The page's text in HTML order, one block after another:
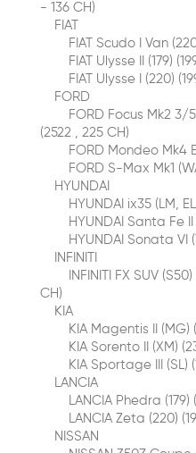
- 136 CH)
FIAT
FIAT Scudo I Van (220)
FIAT Ulysse II (179)
FIAT Ulysse I (220)
FORD
FORD Focus Mk2 3/5
(2522 , 225 CH)
FORD Mondeo Mk4
FORD S-Max Mk1
HYUNDAI
HYUNDAI ix35 (LM, EL,
HYUNDAI Santa Fe II
HYUNDAI Sonata VI
INFINITI
INFINITI FX SUV (S50)
CH)
KIA
KIA Magentis II (MG)
KIA Sorento II (XM)
KIA Sportage III (SL)
LANCIA
LANCIA Phedra (179)
LANCIA Zeta (220)
NISSAN